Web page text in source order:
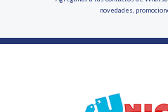
novedades,